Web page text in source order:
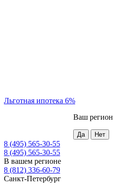
Льготная ипотека 6%
Ваш регион
8 (495) 565-30-55
8 (495) 565-30-55
В вашем регионе
8 (812) 336-60-79
Санкт-Петербург